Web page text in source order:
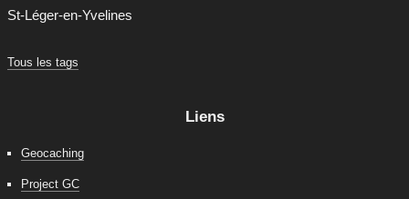
St-Léger-en-Yvelines
Tous les tags
Liens
Geocaching
Project GC